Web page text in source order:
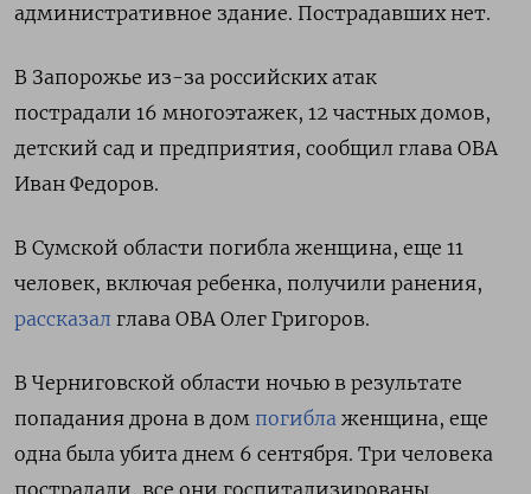
административное здание. Пострадавших нет.
В Запорожье из-за российских атак
пострадали 16 многоэтажек, 12 частных домов,
детский сад и предприятия, сообщил глава ОВА
Иван Федоров.
В Сумской области погибла женщина, еще 11
человек, включая ребенка, получили ранения,
рассказал глава ОВА Олег Григоров.
В Черниговской области ночью в результате
попадания дрона в дом погибла женщина, еще
одна была убита днем 6 сентября. Три человека